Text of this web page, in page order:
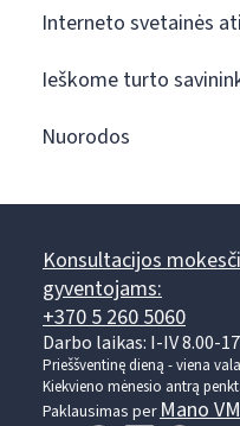
Interneto svetainės
Ieškome turto
Nuorodos
Konsultacijos
gyventojams:
+370 5 260 5060
Darbo laikas: I-IV 8.00-
Prieššventinę dieną - viena
Kiekvieno mėnesio antrą
Paklausimas per Mano